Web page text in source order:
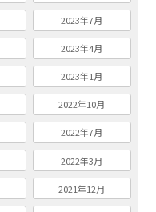
2023年7月
2023年4月
2023年1月
2022年10月
2022年7月
2022年3月
2021年12月